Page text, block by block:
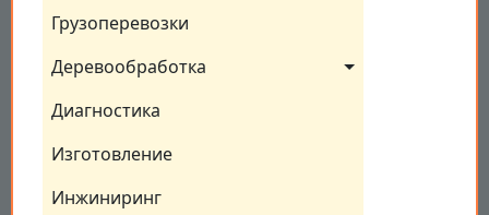
Грузоперевозки
Деревообработка
Диагностика
Изготовление
Инжиниринг